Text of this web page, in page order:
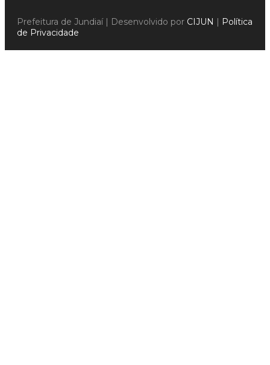
Prefeitura de Jundiaí | Desenvolvido por CIJUN | Política
de Privacidade